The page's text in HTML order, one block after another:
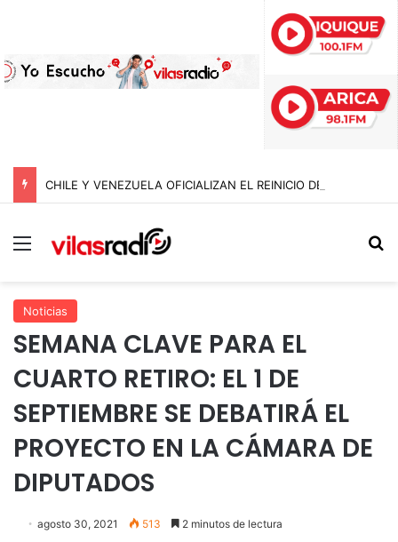
Menú
Noticias
SEMANA CLAVE PARA EL
CUARTO RETIRO: EL 1 DE
SEPTIEMBRE SE DEBATIRÁ EL
PROYECTO EN LA CÁMARA DE
DIPUTADOS
agosto 30, 2021 513 2 minutos de lectura